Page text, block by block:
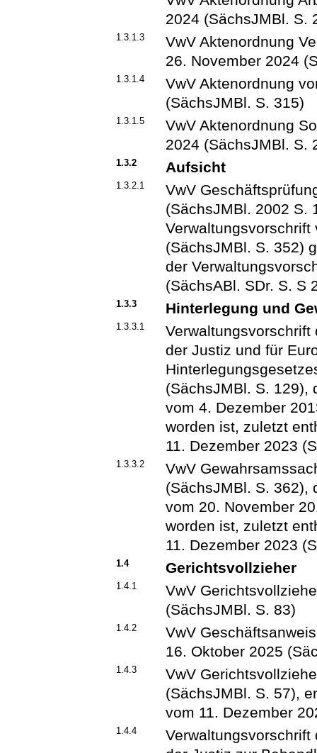
2024 (SächsJMBl. S.
1.3.1.3
VwV Aktenordnung
26. November 2024
1.3.1.4
VwV Aktenordnung
(SächsJMBl. S. 315)
1.3.1.5
VwV Aktenordnung
2024 (SächsJMBl. S.
1.3.2 Aufsicht
1.3.2.1
VwV
(SächsJMBl. 2002 S.
(SächsJMBl. S. 352)
der
(SächsABl. SDr. S. S
1.3.3 Hinterlegung und
1.3.3.1
der Justiz und für
(SächsJMBl. S. 129),
vom 4. Dezember
worden ist, zuletzt
11. Dezember 2023
1.3.3.2
VwV
(SächsJMBl. S. 362),
vom 20. November
worden ist, zuletzt
11. Dezember 2023
1.4 Gerichtsvollzieher
1.4.1
VwV
(SächsJMBl. S. 83)
1.4.2
VwV
16. Oktober 2025
1.4.3
VwV
(SächsJMBl. S. 57),
vom 11. Dezember
1.4.4